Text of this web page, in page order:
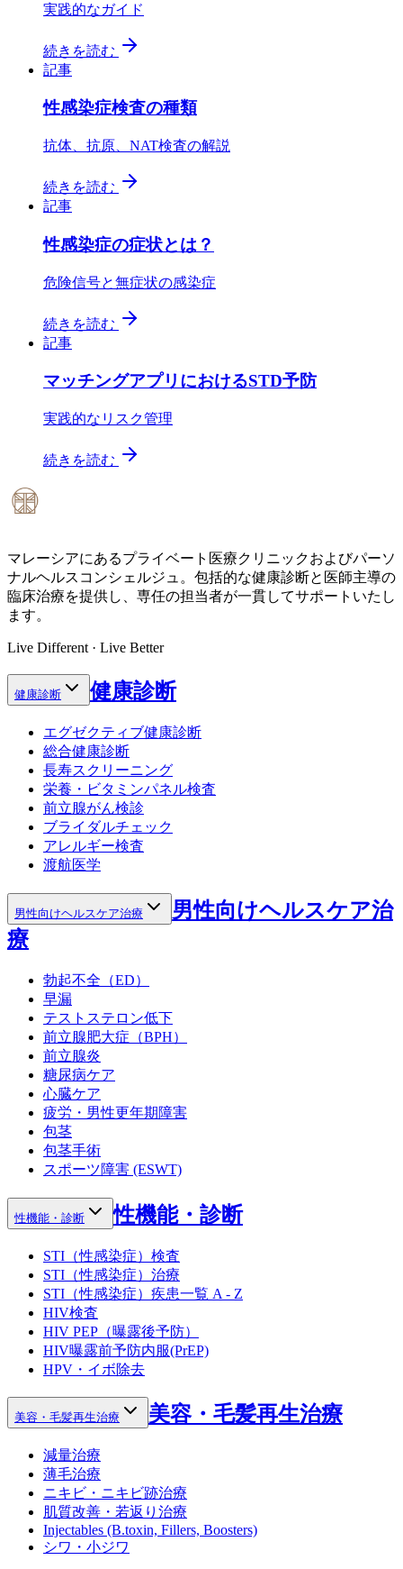
実践的なガイド
続きを読む
記事
性感染症検査の種類
抗体、抗原、NAT検査の解説
続きを読む
記事
性感染症の症状とは？
危険信号と無症状の感染症
続きを読む
記事
マッチングアプリにおけるSTD予防
実践的なリスク管理
続きを読む
マレーシアにあるプライベート医療クリニックおよびパーソ
ナルヘルスコンシェルジュ。包括的な健康診断と医師主導の
臨床治療を提供し、専任の担当者が一貫してサポートいたし
ます。
Live Different · Live Better
健康診断 健康診断
エグゼクティブ健康診断
総合健康診断
長寿スクリーニング
栄養・ビタミンパネル検査
前立腺がん検診
ブライダルチェック
アレルギー検査
渡航医学
男性向けヘルスケア治療
男性向けヘルスケア治
療
勃起不全（ED）
早漏
テストステロン低下
前立腺肥大症（BPH）
前立腺炎
糖尿病ケア
心臓ケア
疲労・男性更年期障害
包茎
包茎手術
スポーツ障害 (ESWT)
性機能・診断 性機能・診断
STI（性感染症）検査
STI（性感染症）治療
STI（性感染症）疾患一覧 A - Z
HIV検査
HIV PEP（曝露後予防）
HIV曝露前予防内服(PrEP)
HPV・イボ除去
美容・毛髪再生治療 美容・毛髪再生治療
減量治療
薄毛治療
ニキビ・ニキビ跡治療
肌質改善・若返り治療
Injectables (B.toxin, Fillers, Boosters)
シワ・小ジワ